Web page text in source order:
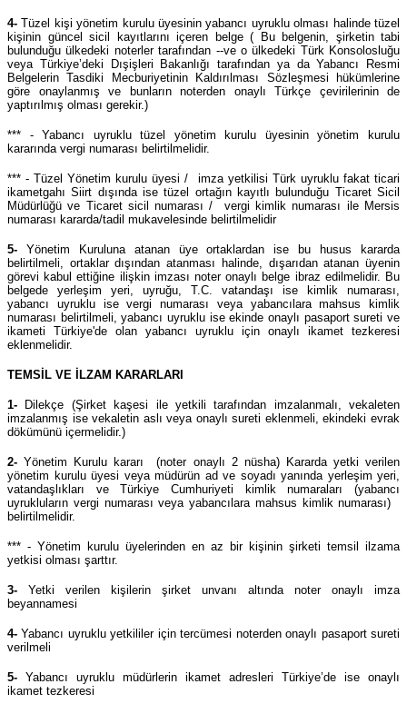
4- Tüzel kişi yönetim kurulu üyesinin yabancı uyruklu olması halinde tüzel
kişinin güncel sicil kayıtlarını içeren belge ( Bu belgenin, şirketin tabi
bulunduğu ülkedeki noterler tarafından --ve o ülkedeki Türk Konsolosluğu
veya Türkiye’deki Dışişleri Bakanlığı tarafından ya da Yabancı Resmi
Belgelerin Tasdiki Mecburiyetinin Kaldırılması Sözleşmesi hükümlerine
göre onaylanmış ve bunların noterden onaylı Türkçe çevirilerinin de
yaptırılmış olması gerekir.)
*** - Yabancı uyruklu tüzel yönetim kurulu üyesinin yönetim kurulu
kararında vergi numarası belirtilmelidir.
*** - Tüzel Yönetim kurulu üyesi / imza yetkilisi Türk uyruklu fakat ticari
ikametgahı Siirt dışında ise tüzel ortağın kayıtlı bulunduğu Ticaret Sicil
Müdürlüğü ve Ticaret sicil numarası / vergi kimlik numarası ile Mersis
numarası kararda/tadil mukavelesinde belirtilmelidir
5- Yönetim Kuruluna atanan üye ortaklardan ise bu husus kararda
belirtilmeli, ortaklar dışından atanması halinde, dışarıdan atanan üyenin
görevi kabul ettiğine ilişkin imzası noter onaylı belge ibraz edilmelidir. Bu
belgede yerleşim yeri, uyruğu, T.C. vatandaşı ise kimlik numarası,
yabancı uyruklu ise vergi numarası veya yabancılara mahsus kimlik
numarası belirtilmeli, yabancı uyruklu ise ekinde onaylı pasaport sureti ve
ikameti Türkiye'de olan yabancı uyruklu için onaylı ikamet tezkeresi
eklenmelidir.
TEMSİL VE İLZAM KARARLARI
1- Dilekçe (Şirket kaşesi ile yetkili tarafından imzalanmalı, vekaleten
imzalanmış ise vekaletin aslı veya onaylı sureti eklenmeli, ekindeki evrak
dökümünü içermelidir.)
2- Yönetim Kurulu kararı (noter onaylı 2 nüsha) Kararda yetki verilen
yönetim kurulu üyesi veya müdürün ad ve soyadı yanında yerleşim yeri,
vatandaşlıkları ve Türkiye Cumhuriyeti kimlik numaraları (yabancı
uyrukluların vergi numarası veya yabancılara mahsus kimlik numarası)
belirtilmelidir.
*** - Yönetim kurulu üyelerinden en az bir kişinin şirketi temsil ilzama
yetkisi olması şarttır.
3- Yetki verilen kişilerin şirket unvanı altında noter onaylı imza
beyannamesi
4- Yabancı uyruklu yetkililer için tercümesi noterden onaylı pasaport sureti
verilmeli
5- Yabancı uyruklu müdürlerin ikamet adresleri Türkiye’de ise onaylı
ikamet tezkeresi